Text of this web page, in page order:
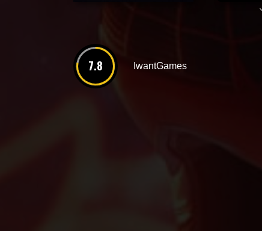
7.8 IwantGames